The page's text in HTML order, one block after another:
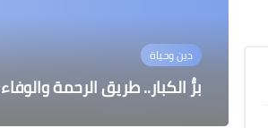
دين وحياة
برُّ الكبار.. طريق الرحمة والوفاء
البروفيسور نميري سليمان
نقدية لديواني "قمر مجهول"
منى منصور
عالمى
المرأة الحديدية تعنف ترامب
هدية قطر الطائرة الرئاسية
الجديدة
عبد المطلب ثابت : حكمة أبو
ودبلوماسيته عززتا مسيرة
المشترك